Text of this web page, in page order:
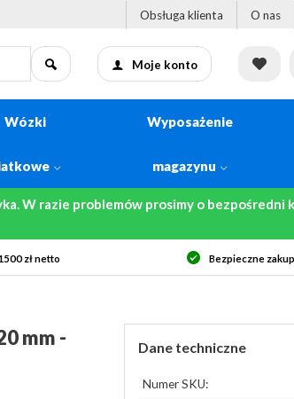
Obsługa klienta O nas
Moje konto
Wózki Wyposażenie
magazynu
W razie problemów prosimy o bezpośredni
zakupy
mm -
Dane techniczne
Numer SKU: